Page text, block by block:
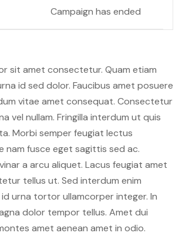
Campaign has ended
sit amet consectetur. Quam etiam
id sed dolor. Faucibus amet posuere
vitae amet consequat. Consectetur
vel nullam. Fringilla interdum ut quis
Morbi semper feugiat lectus
nam fusce eget sagittis sed ac.
a arcu aliquet. Lacus feugiat amet
tellus ut. Sed interdum enim
urna tortor ullamcorper integer. In
dolor tempor tellus. Amet dui
amet aenean amet in odio.